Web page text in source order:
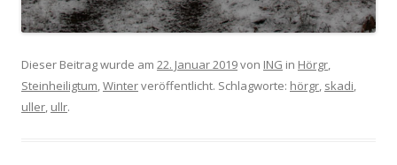
Dieser Beitrag wurde am 22. Januar 2019von ING in Hörgr,
Steinheiligtum,Winterveröffentlicht. Schlagworte: hörgr, skadi,
uller, ullr.